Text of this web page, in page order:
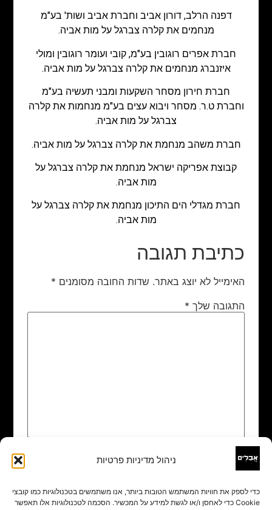
ניהול מדיניות פרטיות
כדי לספק את חוויות המשתמש הטובות ביותר, אנו משתמשים בטכנולוגיות כמו קובצי
Cookie כדי לאחסן ו/או לגשת למידע על המכשיר. הסכמה לטכנולוגיות אלו תאפשר
דפנה הרלב, דורון אביב וחברת אביב ושות' בע"מ
מנחמים את קלרה צברגל על מות אביה.
חברת אפרים רוגובין בע"מ, קובי ועומר רוגובין ומולי
איזנברג מנחמים את קלרה צברגל על מות אביה.
חברת חירון מסחר השקעות ומבני תעשיה בע"מ
וחברת ט.ר. מסחר ויבוא עצים בע"מ מנחמות את קלרה
צברגל על מות אביה.
חברת משהב מנחמת את קלרה צברגל על מות אביה.
קבוצת אפריקה ישראל מנחמת את קלרה צברגל על
מות אביה.
חברת מגדלי הים התיכון מנחמת את קלרה צברגל על
מות אביה.
כתיבת תגובה
האימייל לא יוצג באתר. שדות החובה מסומנים *
התגובה שלך *
שם